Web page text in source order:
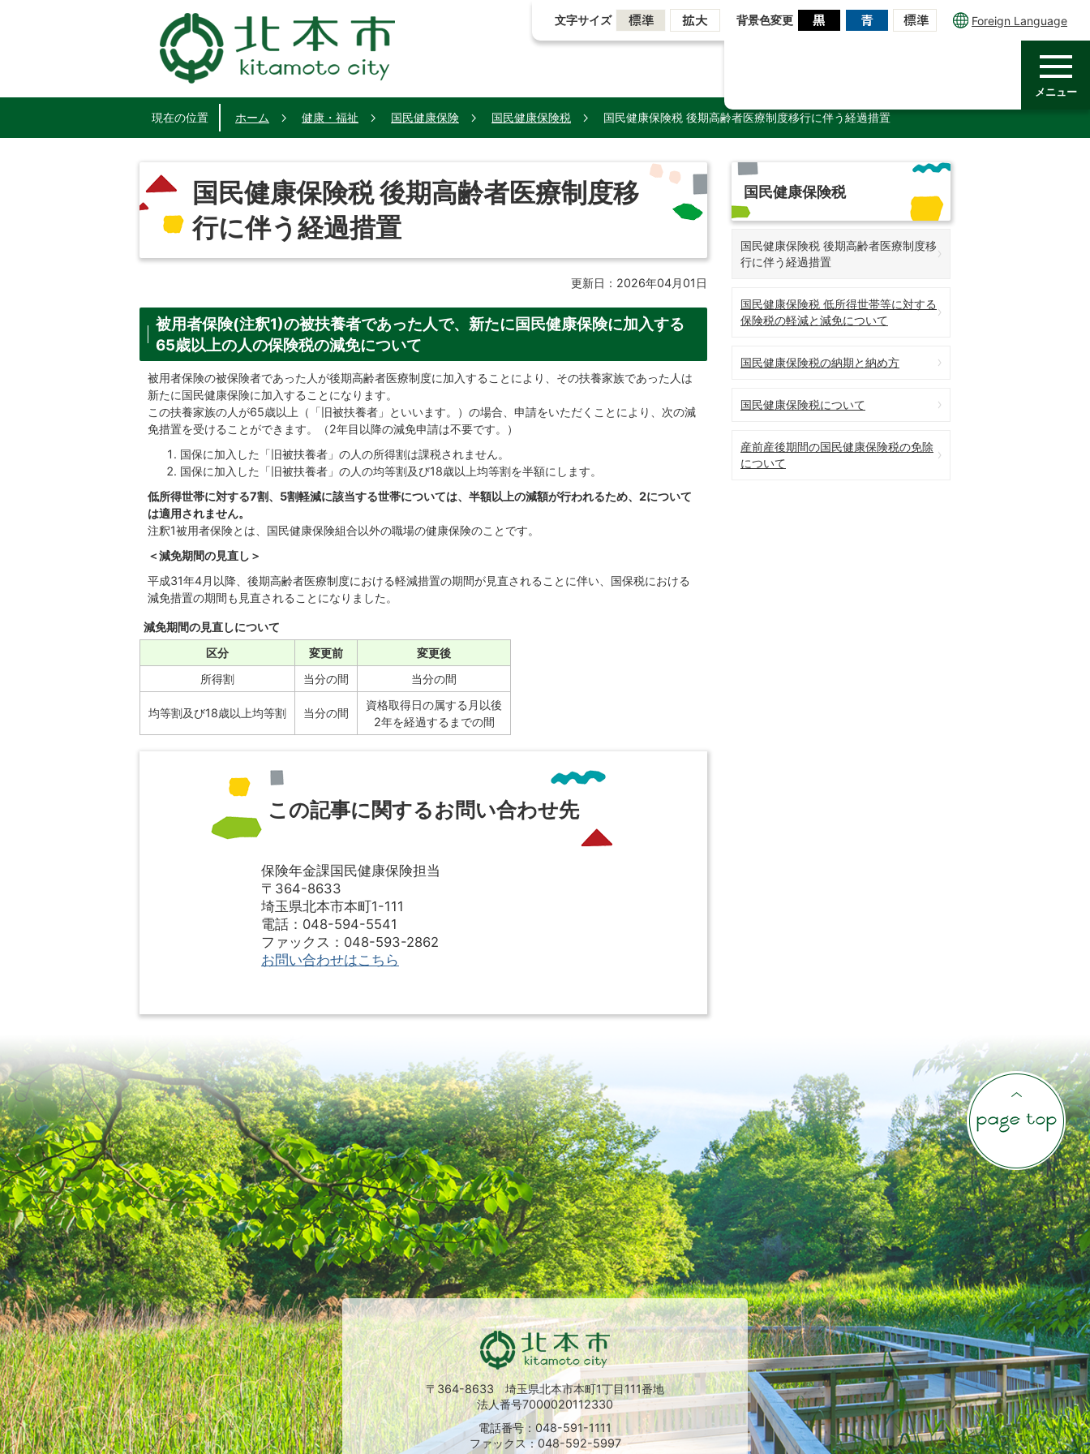
文字サイズ 背景色変更 Foreign Language
メニュー
現在の位置 ホーム 健康・福祉 国民健康保険 国民健康保険税 国民健康保険税 後期高齢者医療制度移行に伴う経過措置
国民健康保険税 後期高齢者医療制度移
行に伴う経過措置
更新日：2026年04月01日
被用者保険(注釈1)の被扶養者であった人で、新たに国民健康保険に加入する
65歳以上の人の保険税の減免について
被用者保険の被保険者であった人が後期高齢者医療制度に加入することにより、その扶養家族であった人は
新たに国民健康保険に加入することになります。
この扶養家族の人が65歳以上（「旧被扶養者」といいます。）の場合、申請をいただくことにより、次の減
免措置を受けることができます。（2年目以降の減免申請は不要です。）
国保に加入した「旧被扶養者」の人の所得割は課税されません。
国保に加入した「旧被扶養者」の人の均等割及び18歳以上均等割を半額にします。
低所得世帯に対する7割、5割軽減に該当する世帯については、半額以上の減額が行われるため、2について
は適用されません。
注釈1被用者保険とは、国民健康保険組合以外の職場の健康保険のことです。
＜減免期間の見直し＞
平成31年4月以降、後期高齢者医療制度における軽減措置の期間が見直されることに伴い、国保税における
減免措置の期間も見直されることになりました。
減免期間の見直しについて
区分
変更前
変更後
所得割
当分の間 当分の間
均等割及び18歳以上均等割 当分の間
資格取得日の属する月以後
2年を経過するまでの間
この記事に関するお問い合わせ先
保険年金課国民健康保険担当
〒364-8633
埼玉県北本市本町1-111
電話：048-594-5541
ファックス：048-593-2862
お問い合わせはこちら
国民健康保険税
国民健康保険税 後期高齢者医療制度移
行に伴う経過措置
国民健康保険税 低所得世帯等に対する
保険税の軽減と減免について
国民健康保険税の納期と納め方
国民健康保険税について
産前産後期間の国民健康保険税の免除
について
〒364-8633 埼玉県北本市本町1丁目111番地
法人番号7000020112330
電話番号：048-591-1111
ファックス：048-592-5997